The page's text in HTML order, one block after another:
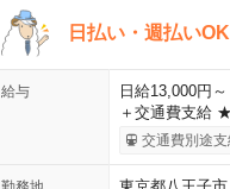
日払い・週払い
給与
日給13,000円～
＋交通費支給
交通費別途支